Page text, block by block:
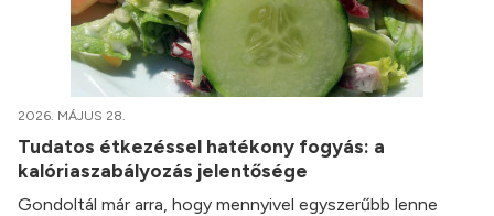
2026. MÁJUS 28.
Tudatos étkezéssel hatékony fogyás: a
kalóriaszabályozás jelentősége
Gondoltál már arra, hogy mennyivel egyszerűbb lenne